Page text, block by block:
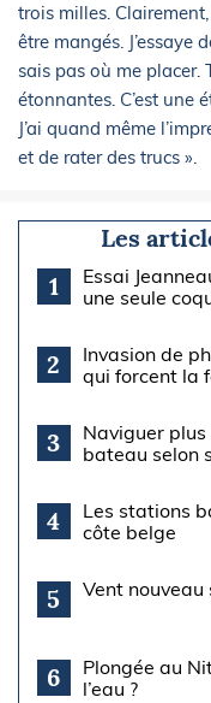
trois milles.
être mangés.
sais pas où me placer.
étonnantes. C’est une
J’ai quand même
et de rater des trucs ».
Les
1
Essai
une seule
2
Invasion de
qui forcent la
3
Naviguer
bateau selon
4
Les stations
côte belge
5 Vent
6
Plongée au
l’eau ?